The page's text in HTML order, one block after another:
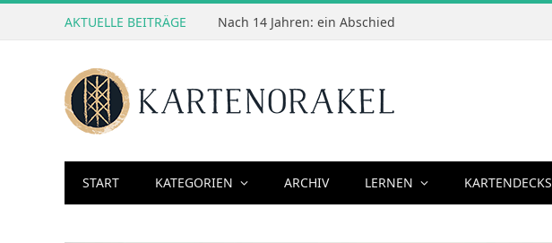
AKTUELLE BEITRÄGE Nach 14 Jahren: ein Abschied
START KATEGORIEN ARCHIV LERNEN KARTENDECKS